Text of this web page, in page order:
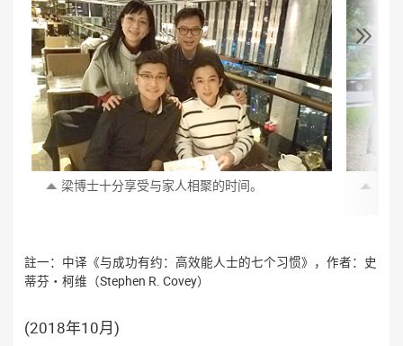
梁博士十分享受与家人相聚的时间。
註一：中译《与成功有约：高效能人士的七个习惯》，作者：史
蒂芬・柯维（Stephen R. Covey）
(2018年10月)